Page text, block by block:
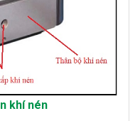
khí nén